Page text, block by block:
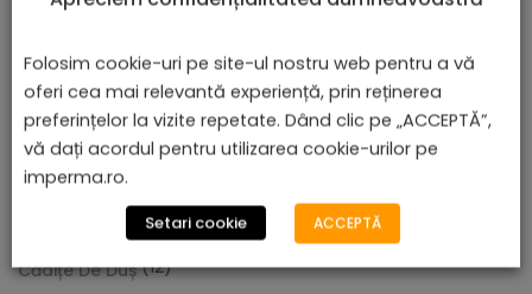
Cădiță De Duș Dalia, Alb, Cu Sifon Inclus
CATEGORII DE PRODUSE
Baterii Și Accesorii (157)
Cădițe De Duș (12)
Folosim cookie-uri pe site-ul nostru web pentru a vă
oferi cea mai relevantă experiență, prin reținerea
preferințelor la vizite repetate. Dând clic pe „ACCEPTĂ”,
vă dați acordul pentru utilizarea cookie-urilor pe
imperma.ro.
Setari cookie ACCEPTĂ